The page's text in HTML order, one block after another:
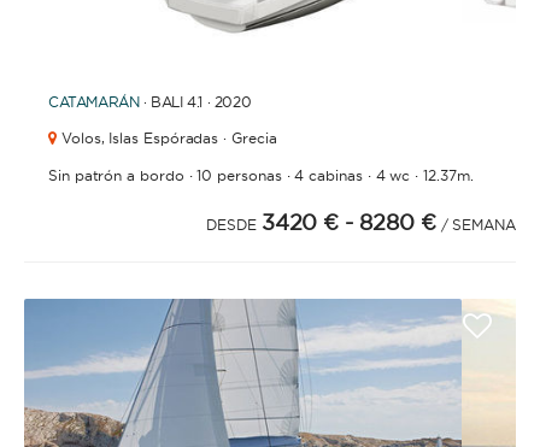
CATAMARÁN · BALI 4.1 · 2020
Volos, Islas Espóradas · Grecia
Sin patrón a bordo ·10 personas·4 cabinas· 4 wc ·12.37m.
DESDE 3420 € - 8280 € / SEMANA